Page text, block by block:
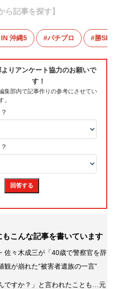
ら記事を探す】
沖縄5 パチプロ 勝SPA
もこんな記事を書いています
佐々木成三が「40歳で警察官を辞
が崩れた“被害者遺族の一言”
ですか？」と言われたことも…元